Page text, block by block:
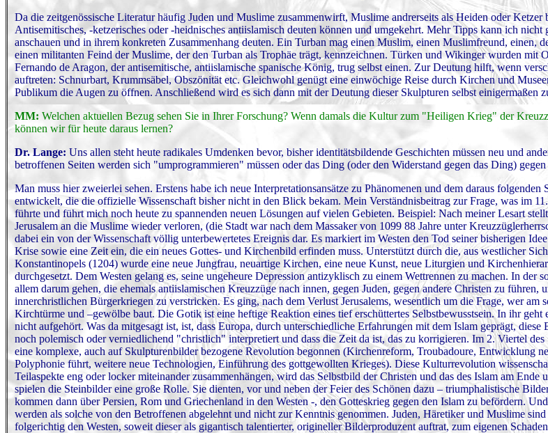
Da die zeitgenössische Literatur häufig Juden und Muslime zusammenwirft, Muslime andrerseits als Heiden oder Ketzer
Antisemitisches, -ketzerisches oder -heidnisches antiislamisch deuten können und umgekehrt. Mehr Tipps kann ich nicht
anschauen und in ihrem konkreten Zusammenhang deuten. Ein Turban mag einen Muslim, einen Muslimfreund, einen,
einen militanten Feind der Muslime, der den Turban als Trophäe trägt, kennzeichnen. Türken und Wikinger wurden mit
Fernando de Aragon, der antisemitische, antiislamische spanische König, trug selbst einen. Zur Deutung hilft, wenn
auftreten: Schnurbart, Krummsäbel, Obszönität etc. Gleichwohl genügt eine einwöchige Reise durch Kirchen und
Publikum die Augen zu öffnen. Anschließend wird es sich dann mit der Deutung dieser Skulpturen selbst einigermaßen
MM: Welchen aktuellen Bezug sehen Sie in Ihrer Forschung? Wenn damals die Kultur zum "Heiligen Krieg" der
können wir für heute daraus lernen?
Dr. Lange: Uns allen steht heute radikales Umdenken bevor, bisher identitätsbildende Geschichten müssen neu und
betroffenen Seiten werden sich "umprogrammieren" müssen oder das Ding (oder den Widerstand gegen das Ding)
Man muss hier zweierlei sehen. Erstens habe ich neue Interpretationsansätze zu Phänomenen und dem daraus folgenden
entwickelt, die die offizielle Wissenschaft bisher nicht in den Blick bekam. Mein Verständnisbeitrag zur Frage, was im
führte und führt mich noch heute zu spannenden neuen Lösungen auf vielen Gebieten. Beispiel: Nach meiner Lesart
Jerusalem an die Muslime wieder verloren, (die Stadt war nach dem Massaker von 1099 88 Jahre unter
dabei ein von der Wissenschaft völlig unterbewertetes Ereignis dar. Es markiert im Westen den Tod seiner bisherigen
Krise sowie eine Zeit ein, die ein neues Gottes- und Kirchenbild erfinden muss. Unterstützt durch die, aus westlicher
Konstantinopels (1204) wurde eine neue Jungfrau, neuartige Kirchen, eine neue Kunst, neue Liturgien und
durchgesetzt. Dem Westen gelang es, seine ungeheure Depression antizyklisch zu einem Wettrennen zu machen. In der
allem darum gehen, die ehemals antiislamischen Kreuzzüge nach innen, gegen Juden, gegen andere Christen zu führen,
innerchristlichen Bürgerkriegen zu verstricken. Es ging, nach dem Verlust Jerusalems, wesentlich um die Frage, wer am
Kirchtürme und –gewölbe baut. Die Gotik ist eine heftige Reaktion eines tief erschüttertes Selbstbewusstsein. In ihr geht
nicht aufgehört. Was da mitgesagt ist, ist, dass Europa, durch unterschiedliche Erfahrungen mit dem Islam geprägt, diese
noch polemisch oder verniedlichend "christlich" interpretiert und dass die Zeit da ist, das zu korrigieren. Im 2. Viertel des
eine komplexe, auch auf Skulpturenbilder bezogene Revolution begonnen (Kirchenreform, Troubadoure, Entwicklung
Polyphonie führt, weitere neue Technologien, Einführung des gottgewollten Krieges). Diese Kulturrevolution
Teilaspekte eng oder locker miteinander zusammenhängen, wird das Selbstbild der Christen und das des Islam am Ende
spielen die Steinbilder eine große Rolle. Sie dienten, vor und neben der Feier des Schönen dazu – triumphalistische
kommen dann über Persien, Rom und Griechenland in den Westen -, den Gotteskrieg gegen den Islam zu befördern.
werden als solche von den Betroffenen abgelehnt und nicht zur Kenntnis genommen. Juden, Häretiker und Muslime
folgerichtig den Westen, soweit dieser als gigantisch talentierter, origineller Bilderproduzent auftrat, zum eigenen